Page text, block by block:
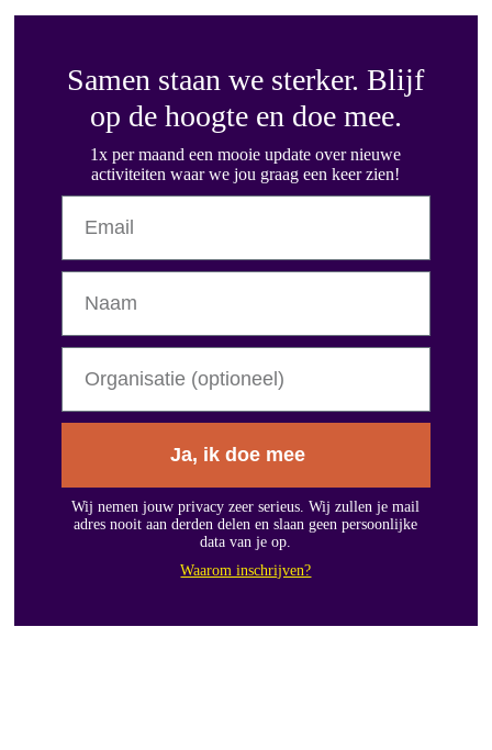
Samen staan we sterker. Blijf
op de hoogte en doe mee.
1x per maand een mooie update over nieuwe
activiteiten waar we jou graag een keer zien!
Ja, ik doe mee
Wij nemen jouw privacy zeer serieus. Wij zullen je mail
adres nooit aan derden delen en slaan geen persoonlijke
data van je op.
Waarom inschrijven?